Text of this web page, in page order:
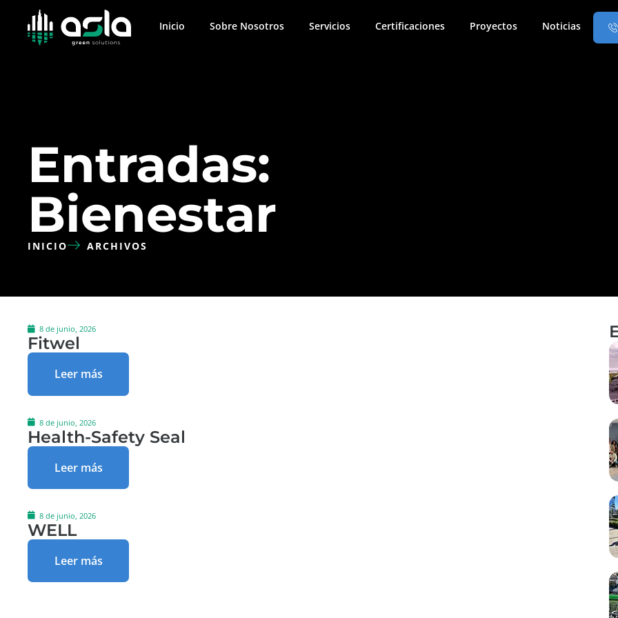
Inicio Sobre Nosotros Servicios Certificaciones Proyectos Noticias
Entradas:
Bienestar
INICIO ARCHIVOS
8 de junio, 2026
Fitwel
Leer más
8 de junio, 2026
Health-Safety Seal
Leer más
8 de junio, 2026
WELL
Leer más